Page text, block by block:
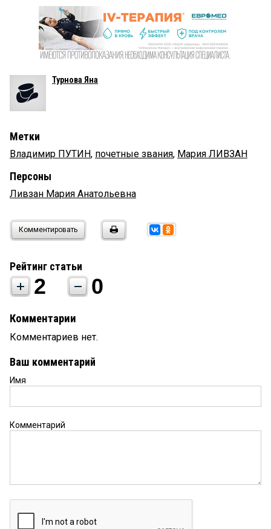
Турнова Яна
Метки
Владимир ПУТИН, почетные звания, Мария ЛИВЗАН
Персоны
Ливзан Мария Анатольевна
Комментировать
Рейтинг статьи
2 0
Комментарии
Комментариев нет.
Ваш комментарий
Имя
Комментарий